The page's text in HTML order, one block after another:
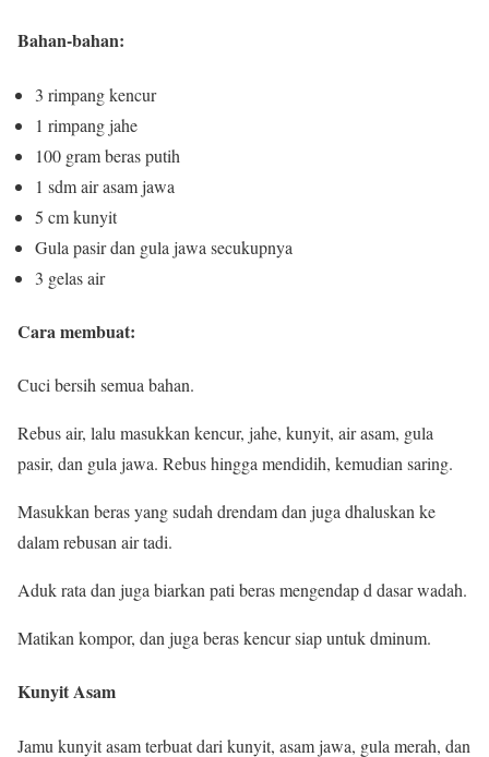
Bahan-bahan:
3 rimpang kencur
1 rimpang jahe
100 gram beras putih
1 sdm air asam jawa
5 cm kunyit
Gula pasir dan gula jawa secukupnya
3 gelas air
Cara membuat:
Cuci bersih semua bahan.
Rebus air, lalu masukkan kencur, jahe, kunyit, air asam, gula
pasir, dan gula jawa. Rebus hingga mendidih, kemudian saring.
Masukkan beras yang sudah drendam dan juga dhaluskan ke
dalam rebusan air tadi.
Aduk rata dan juga biarkan pati beras mengendap d dasar wadah.
Matikan kompor, dan juga beras kencur siap untuk dminum.
Kunyit Asam
Jamu kunyit asam terbuat dari kunyit, asam jawa, gula merah, dan